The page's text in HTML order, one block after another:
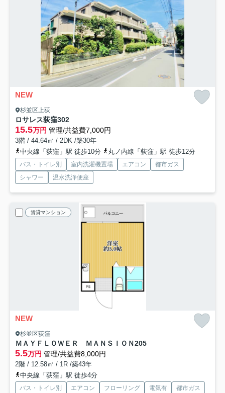
NEW
杉並区上荻
ロサレス荻窪302
15.5万円 管理/共益費7,000円
3階 / 44.64㎡ / 2DK /築30年
中央線「荻窪」駅 徒歩10分
丸ノ内線「荻窪」駅 徒歩12分
バス・トイレ別 室内洗濯機置場 エアコン
都市ガス
シャワー
温水洗浄便座
賃貸マンション
NEW
杉並区荻窪
ＭＡＹＦＬＯＷＥＲ ＭＡＮＳＩＯＮ205
5.5万円 管理/共益費8,000円
2階 / 12.58㎡ / 1R /築43年
中央線「荻窪」駅 徒歩4分
バス・トイレ別 エアコン フローリング 電気有
都市ガス